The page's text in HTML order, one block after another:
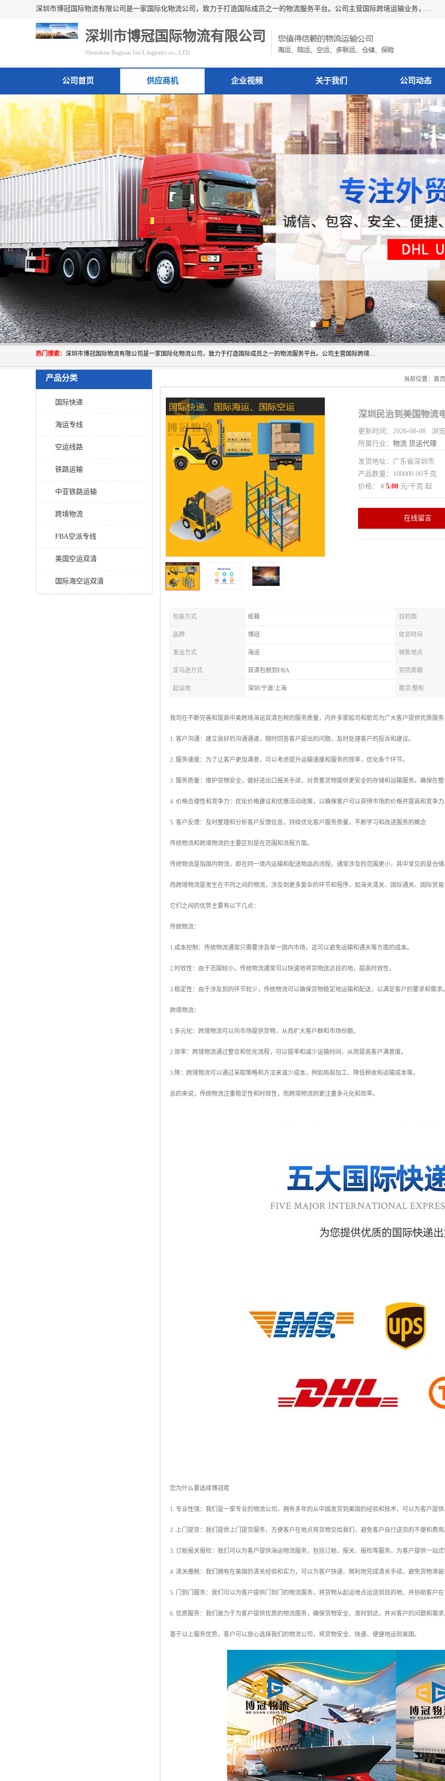
深圳市博冠国际物流有限公司是一家国际化物流公司，致力于打造国际成员之一的物流服务平台。公司主营国际跨境运输业务，提供国际快递、FBA空派专线、国际海空运、国际空运专线、中欧铁路运输等国际海空运、国际快递、国际铁路运输及跨境专线物流等各类进出口运输方面的业务。
深圳市博冠国际物流有限公司
Shenzhen Boguan Int'L logistics co., LTD
公司首页 供应商机 企业视频 关于我们 公司动态
联系方式
热门搜索： 深圳市博冠国际物流有限公司是一家国际化物流公司，致力于打造国际成员之一的物流服务平台。公司主营国际跨境运输业务，提供国际快递、FBA空派专线、国际海空运、国际空运专线、中欧铁路运输等国际海空运、国际快递、国际铁路运输及跨境专线物流等各类进出口运输方面的业务。
产品分类
国际快递
海运专线
空运线路
铁路运输
中亚铁路运输
跨境物流
FBA空派专线
美国空运双清
国际海空运双清
当前位置： 首页
深圳民治到美国物流
更新时间：2026-08-08 浏
所属行业： 物流 货运代理
发货地址：广东省深圳市
产品数量：100000.00千克
价格：￥ 5.00 元/千克 起
在线留言
包装方式 纸箱 目的国
品牌 博冠 收货时间
发运方式 海运 销售地点
亚马逊方式 双清包税到FBA 到货周期
起运地 深圳/宁波/上海 散货/整柜
我司在不断完善和提高中美跨境海运双清包税的服务质量，内外多家船司和航司为广大客户提供优质服务
1. 客户沟通：建立良好的沟通通道，随时回答客户提出的问题，及时处理客户的投诉和建议。
2. 服务速度：为了让客户更加满意，可以考虑提升运输速度和服务的效率，优化各个环节。
3. 服务质量：维护货物安全，做好进出口报关手续，对贵重货物提供更安全的存储和运输服务。确保在
4. 价格合理性和竞争力：优化价格建议和优惠活动政策，以确保客户可以获得市场的价格并提高和竞争
5. 客户反馈：及时整理和分析客户反馈信息，持续优化客户服务质量，不断学习和改进服务的概念
传统物流和跨境物流的主要区别是在范围和流程方面。
传统物流是指国内物流，即在同一境内运输和配送物品的流程，通常涉及的范围更小，其中常见的是仓
而跨境物流是发生在不同之间的物流，涉及到更多复杂的环节和程序，如海关清关、国际通关、国际贸
它们之间的优势主要有以下几点：
传统物流：
1.成本控制：传统物流通常只需要涉及单一国内市场，这可以避免运输和通关等方面的成本。
2.时效性：由于范围较小，传统物流通常可以快速地将货物送达目的地，提高时效性。
3.稳定性：由于涉及到的环节较少，传统物流可以确保货物稳定地运输和配送，以满足客户的要求和需求
跨境物流：
1.多元化：跨境物流可以向市场提供货物，从而扩大客户群和市场份额。
2.效率：跨境物流通过整合和优化流程，可以提率和减少运输时间，从而提高客户满意度。
3.降：跨境物流可以通过采取策略和方法来减少成本，例如局部加工、降低税收和运输成本等。
总的来说，传统物流注重稳定性和时效性，而跨境物流则更注重多元化和效率。
您为什么要选择博冠呢
1. 专业性强：我们是一家专业的物流公司，拥有多年的从中国发货到美国的经验和技术，可以为客户提
2. 上门提货：我们提供上门提货服务，方便客户在地点将货物交给我们，避免客户自行送货的不便和费
3. 订舱报关报检：我们可以为客户提供海运物流服务，包括订舱、报关、报检等服务，为客户提供一站
4. 清关缴税：我们拥有在美国的清关经验和实力，可以为客户快速、顺利地完成清关手续，避免货物滞
5. 门到门服务：我们可以为客户提供门到门的物流服务，将货物从起运地点运送到目的地，并协助客户
6. 优质服务：我们致力于为客户提供优质的物流服务，确保货物安全、准时到达，并对客户的问题和需
基于以上服务优势，客户可以放心选择我们的物流公司，将货物安全、快速、便捷地运到美国。